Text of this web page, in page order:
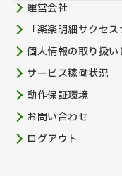
運営会社
「楽楽明細サクセ
個人情報の取り扱い
サービス稼働状況
動作保証環境
お問い合わせ
ログアウト